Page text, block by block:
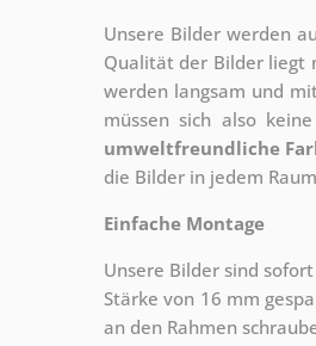
Unsere Bilder werden
Qualität der Bilder liegt
werden langsam und
müssen sich also
umweltfreundliche
die Bilder in jedem
Einfache Montage
Unsere Bilder sind
Stärke von 16 mm
an den Rahmen